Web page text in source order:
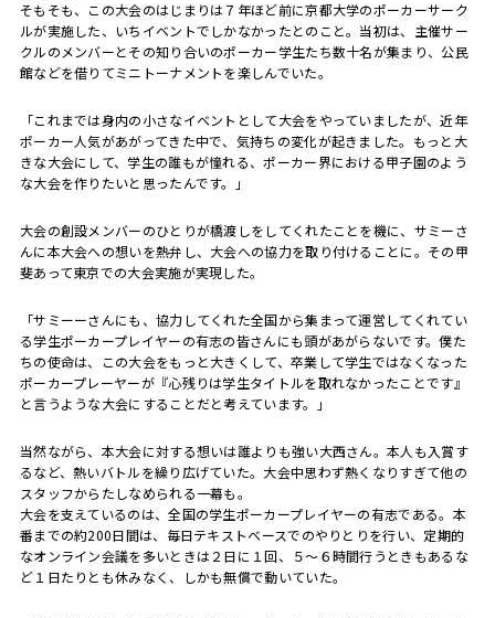
そもそも、この大会のはじまりは７年ほど前に京都大学のポーカーサーク
ルが実施した、いちイベントでしかなかったとのこと。当初は、主催サー
クルのメンバーとその知り合いのポーカー学生たち数十名が集まり、公民
館などを借りてミニトーナメントを楽しんでいた。
「これまでは身内の小さなイベントとして大会をやっていましたが、近年
ポーカー人気があがってきた中で、気持ちの変化が起きました。もっと大
きな大会にして、学生の誰もが憧れる、ポーカー界における甲子園のよう
な大会を作りたいと思ったんです。」
大会の創設メンバーのひとりが橋渡しをしてくれたことを機に、サミーさ
んに本大会への想いを熱弁し、大会への協力を取り付けることに。その甲
斐あって東京での大会実施が実現した。
「サミーーさんにも、協力してくれた全国から集まって運営してくれてい
る学生ポーカープレイヤーの有志の皆さんにも頭があがらないです。僕た
ちの使命は、この大会をもっと大きくして、卒業して学生ではなくなった
ポーカープレーヤーが『心残りは学生タイトルを取れなかったことです』
と言うような大会にすることだと考えています。」
当然ながら、本大会に対する想いは誰よりも強い大西さん。本人も入賞す
るなど、熱いバトルを繰り広げていた。大会中思わず熱くなりすぎて他の
スタッフからたしなめられる一幕も。
大会を支えているのは、全国の学生ポーカープレイヤーの有志である。本
番までの約200日間は、毎日テキストベースでのやりとりを行い、定期的
なオンライン会議を多いときは２日に１回、５〜６時間行うときもあるな
ど１日たりとも休みなく、しかも無償で動いていた。